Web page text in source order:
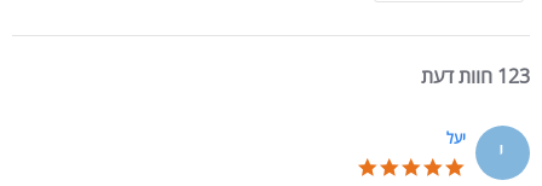
123 חוות דעת
י יעל